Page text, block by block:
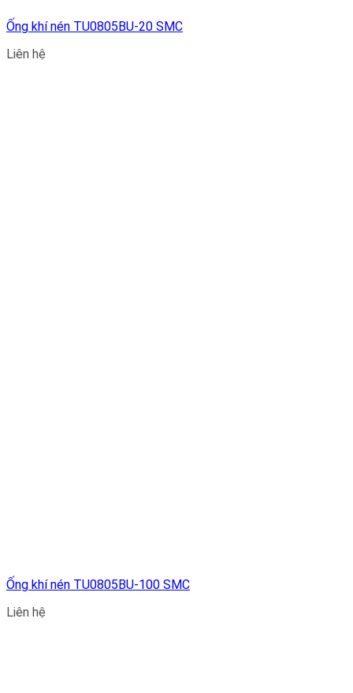
Ống khí nén TU0805BU-20 SMC
Liên hệ
Ống khí nén TU0805BU-100 SMC
Liên hệ